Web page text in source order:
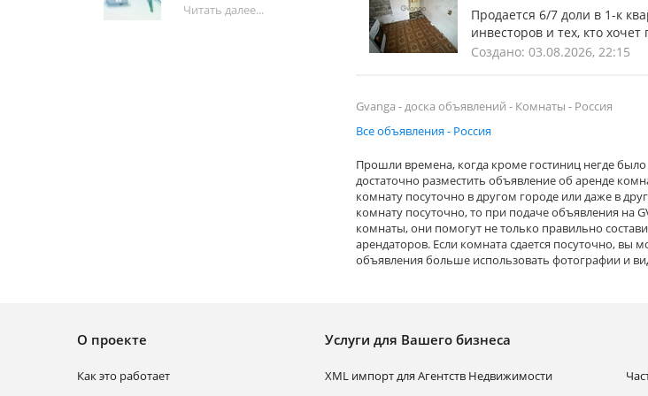
Читать далее...
Продается 6/7 доли в 1-к
инвесторов и тех, кто
Создано: 03.08.2026, 22:15
Gvanga - доска объявлений - Комнаты - Россия
Все объявления - Россия
Прошли времена, когда кроме гостиниц негде
достаточно разместить объявление об аренде
комнату посуточно в другом городе или даже в
комнату посуточно, то при подаче объявления на
комнаты, они помогут не только правильно
арендаторов. Если комната сдается посуточно,
объявления больше использовать фотографии и
О проекте
Как это работает
Услуги для Вашего бизнеса
XML импорт для Агентств Недвижимости